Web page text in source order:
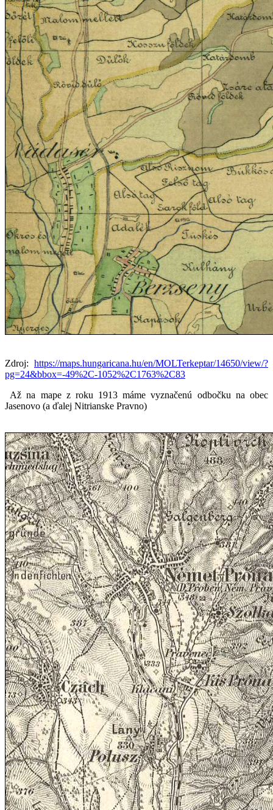
Zdroj: https://maps.hungaricana.hu/en/MOLTerkeptar/14650/view/?
pg=24&bbox=-49%2C-1052%2C1763%2C83
Až na mape z roku 1913 máme vyznačenú odbočku na obec
Jasenovo (a ďalej Nitrianske Pravno)